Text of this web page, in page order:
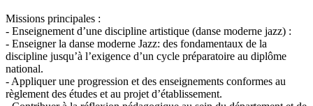
Missions principales :
- Enseignement d’une discipline artistique (danse moderne jazz) :
- Enseigner la danse moderne Jazz: des fondamentaux de la
discipline jusqu’à l’exigence d’un cycle préparatoire au diplôme
national.
- Appliquer une progression et des enseignements conformes au
règlement des études et au projet d’établissement.